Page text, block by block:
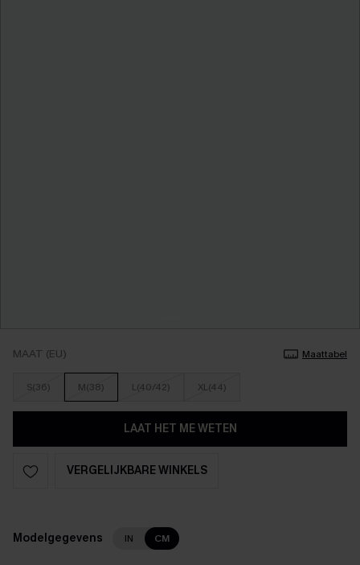
MAAT (EU) Maattabel
S(36) M(38) L(40/42) XL(44)
LAAT HET ME WETEN
VERGELIJKBARE WINKELS
Modelgegevens IN CM